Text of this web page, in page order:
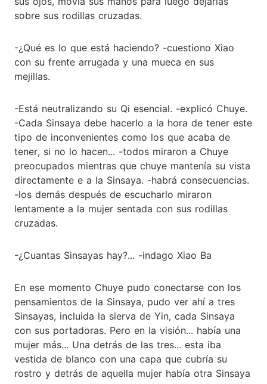
sobre sus rodillas cruzadas.
-¿Qué es lo que está haciendo? -cuestiono Xiao
con su frente arrugada y una mueca en sus
mejillas.
-Está neutralizando su Qi esencial. -explicó Chuye.
-Cada Sinsaya debe hacerlo a la hora de tener este
tipo de inconvenientes como los que acaba de
tener, si no lo hacen... -todos miraron a Chuye
preocupados mientras que chuye mantenía su vista
directamente e a la Sinsaya. -habrá consecuencias.
-los demás después de escucharlo miraron
lentamente a la mujer sentada con sus rodillas
cruzadas.
-¿Cuantas Sinsayas hay?... -indago Xiao Ba
En ese momento Chuye pudo conectarse con los
pensamientos de la Sinsaya, pudo ver ahí a tres
Sinsayas, incluida la sierva de Yin, cada Sinsaya
con sus portadoras. Pero en la visión... había una
mujer más... Una detrás de las tres... esta iba
vestida de blanco con una capa que cubría su
rostro y detrás de aquella mujer había otra Sinsaya